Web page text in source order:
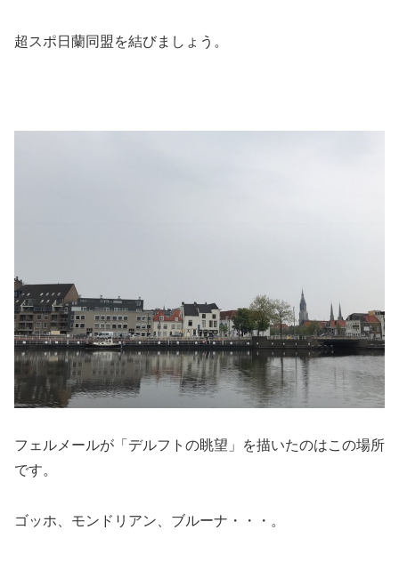
超スポ日蘭同盟を結びましょう。
フェルメールが「デルフトの眺望」を描いたのはこの場所
です。
ゴッホ、モンドリアン、ブルーナ・・・。